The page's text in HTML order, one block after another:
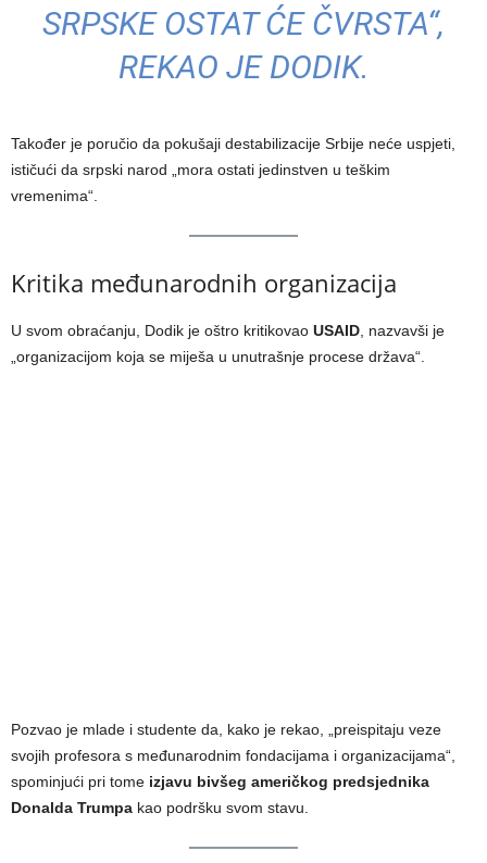
SRPSKE OSTAT ĆE ČVRSTA“,
REKAO JE DODIK.
Također je poručio da pokušaji destabilizacije Srbije neće uspjeti,
ističući da srpski narod „mora ostati jedinstven u teškim
vremenima“.
Kritika međunarodnih organizacija
U svom obraćanju, Dodik je oštro kritikovao USAID , nazvavši je
„organizacijom koja se miješa u unutrašnje procese država“.
Pozvao je mlade i studente da, kako je rekao, „preispitaju veze
svojih profesora s međunarodnim fondacijama i organizacijama“,
spominjući pri tome izjavu bivšeg američkog predsjednika
Donalda Trumpa kao podršku svom stavu.